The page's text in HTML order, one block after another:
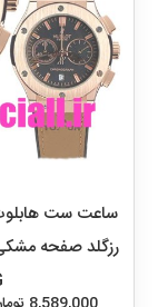
8,589,000